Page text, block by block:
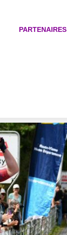
PARTENAIRES